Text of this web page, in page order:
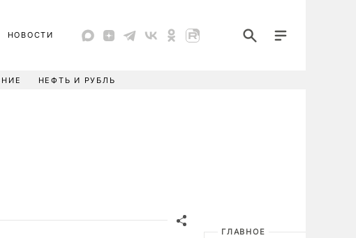
НОВОСТИ
НЕФТЬ И РУБЛЬ
ГЛАВНОЕ